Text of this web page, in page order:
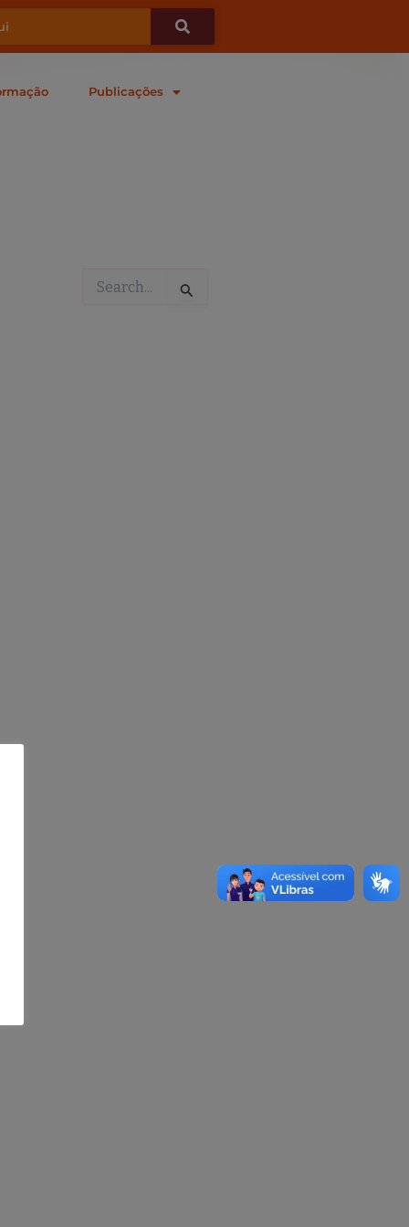
Publicações
Pesquisar